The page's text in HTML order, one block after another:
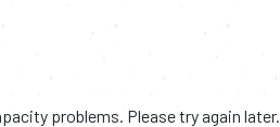
problems. Please try again later.